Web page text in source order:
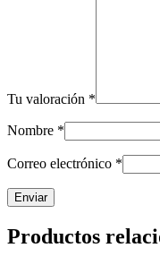
Tu valoración *
Nombre *
Correo electrónico *
Productos